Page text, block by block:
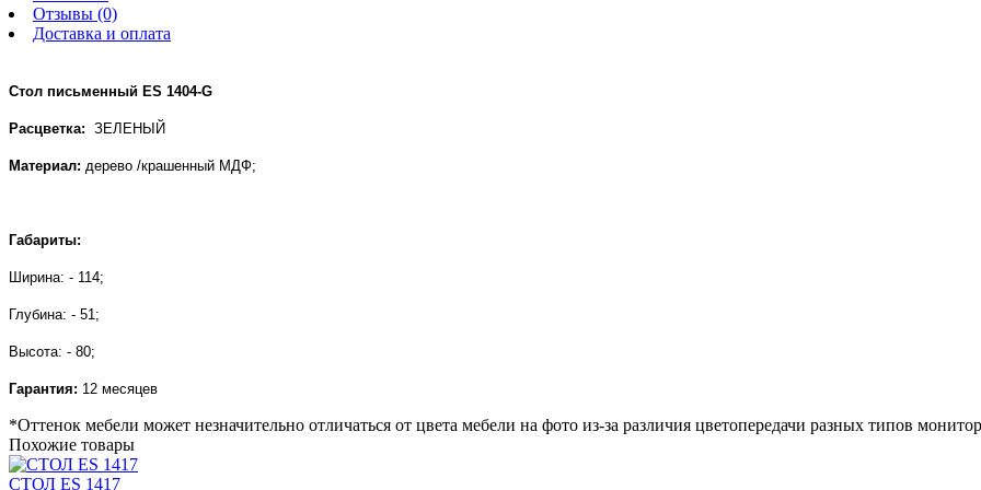
Отзывы (0)
Доставка и оплата
Стол письменный ES 1404-G
Расцветка: ЗЕЛЕНЫЙ
Материал: дерево /крашенный МДФ;
Габариты:
Ширина: - 114;
Глубина: - 51;
Высота: - 80;
Гарантия: 12 месяцев
*Оттенок мебели может незначительно отличаться от цвета мебели на фото из-за различия цветопередачи разных типов
Похожие товары
СТОЛ ES 1417